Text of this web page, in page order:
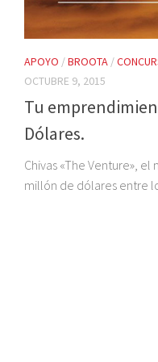
APOYO /BROOTA /
OCTUBRE 9, 2015
Tu
Dólares.
Chivas «The Venture»,
millón de dólares entre